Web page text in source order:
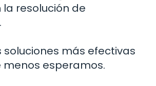
la resolución de
soluciones más efectivas
menos esperamos.